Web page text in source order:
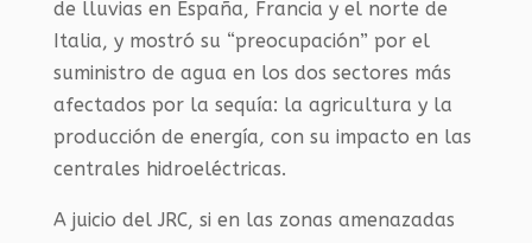
de lluvias en España, Francia y el norte de
Italia, y mostró su “preocupación” por el
suministro de agua en los dos sectores más
afectados por la sequía: la agricultura y la
producción de energía, con su impacto en las
centrales hidroeléctricas.
A juicio del JRC, si en las zonas amenazadas